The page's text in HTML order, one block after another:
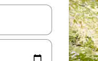
ih pregledati koristeći se